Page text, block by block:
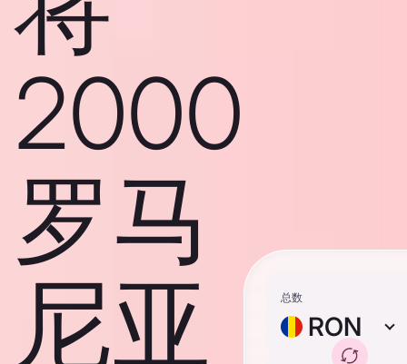
2000
罗马
尼亚
总数
RON